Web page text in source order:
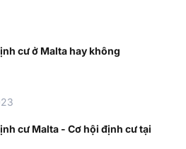
cư ở Malta hay không
cư Malta - Cơ hội định cư tại